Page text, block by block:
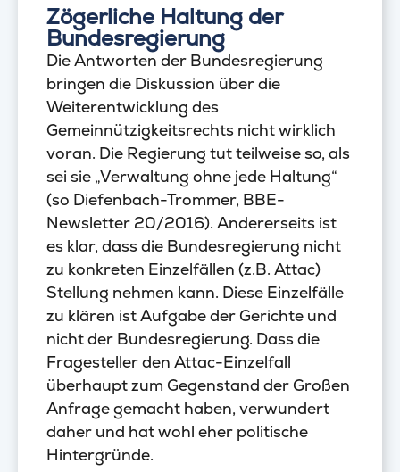
Zögerliche Haltung der
Bundesregierung
Die Antworten der Bundesregierung
bringen die Diskussion über die
Weiterentwicklung des
Gemeinnützigkeitsrechts nicht wirklich
voran. Die Regierung tut teilweise so, als
sei sie „Verwaltung ohne jede Haltung“
(so Diefenbach-Trommer, BBE-
Newsletter 20/2016). Andererseits ist
es klar, dass die Bundesregierung nicht
zu konkreten Einzelfällen (z.B. Attac)
Stellung nehmen kann. Diese Einzelfälle
zu klären ist Aufgabe der Gerichte und
nicht der Bundesregierung. Dass die
Fragesteller den Attac-Einzelfall
überhaupt zum Gegenstand der Großen
Anfrage gemacht haben, verwundert
daher und hat wohl eher politische
Hintergründe.